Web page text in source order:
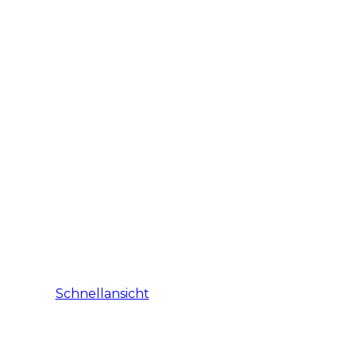
Schnellansicht